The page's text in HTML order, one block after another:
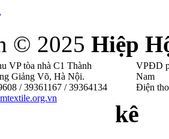
© 2025 Hiệp
VP tòa nhà C1 Thành
Giảng Võ, Hà Nội .
/ 39361167 / 39364134
VPĐD
Nam
Điện
kê